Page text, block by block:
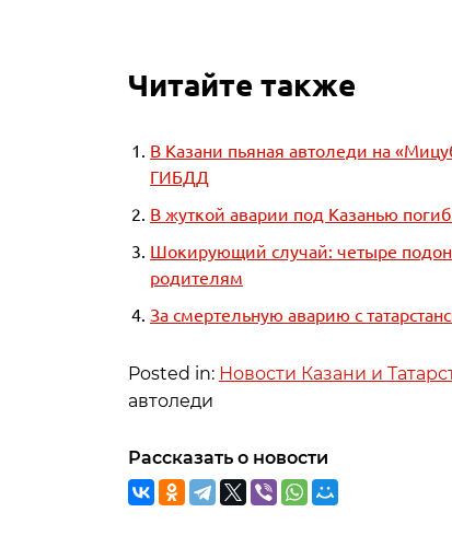
Читайте также
В Казани пьяная автоледи на
ГИБДД
В жуткой аварии под Казанью
Шокирующий случай: четыре
родителям
За смертельную аварию с
Posted in: Новости Казани и
автоледи
Рассказать о новости